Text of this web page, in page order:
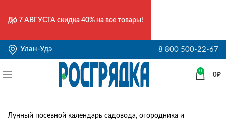
Улан-Удэ 8 800 500-22-67
0
0₽
Лунный посевной календарь садовода, огородника и
До 7 АВГУСТА скидка 40% на все товары!